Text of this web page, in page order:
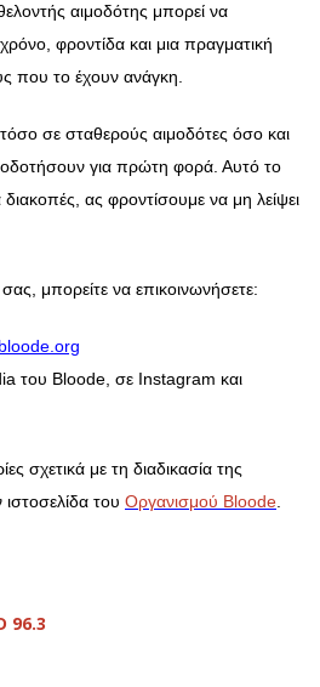
αιμοδότης μπορεί να
φροντίδα και μια πραγματική
που το έχουν ανάγκη.
σε σταθερούς αιμοδότες όσο και
για πρώτη φορά. Αυτό το
διακοπές, ας φροντίσουμε να μη λείψει
μπορείτε να επικοινωνήσετε:
του Bloode, σε Instagram και
σχετικά με τη διαδικασία της
ιστοσελίδα του Οργανισμού Bloode
96.3